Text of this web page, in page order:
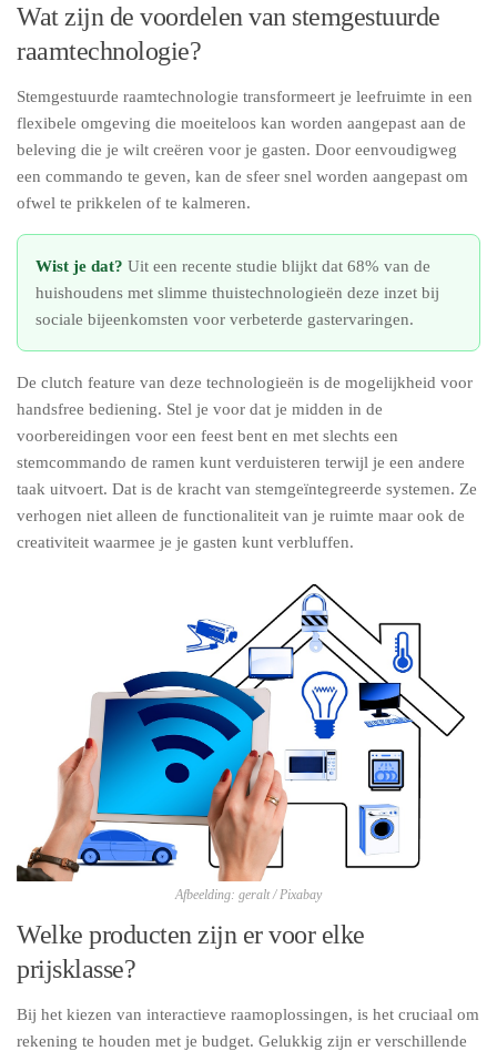
Wat zijn de voordelen van stemgestuurde
raamtechnologie?
Stemgestuurde raamtechnologie transformeert je leefruimte in een
flexibele omgeving die moeiteloos kan worden aangepast aan de
beleving die je wilt creëren voor je gasten. Door eenvoudigweg
een commando te geven, kan de sfeer snel worden aangepast om
ofwel te prikkelen of te kalmeren.
Wist je dat? Uit een recente studie blijkt dat 68% van de
huishoudens met slimme thuistechnologieën deze inzet bij
sociale bijeenkomsten voor verbeterde gastervaringen.
De clutch feature van deze technologieën is de mogelijkheid voor
handsfree bediening. Stel je voor dat je midden in de
voorbereidingen voor een feest bent en met slechts een
stemcommando de ramen kunt verduisteren terwijl je een andere
taak uitvoert. Dat is de kracht van stemgeïntegreerde systemen. Ze
verhogen niet alleen de functionaliteit van je ruimte maar ook de
creativiteit waarmee je je gasten kunt verbluffen.
Afbeelding: geralt / Pixabay
Welke producten zijn er voor elke
prijsklasse?
Bij het kiezen van interactieve raamoplossingen, is het cruciaal om
rekening te houden met je budget. Gelukkig zijn er verschillende